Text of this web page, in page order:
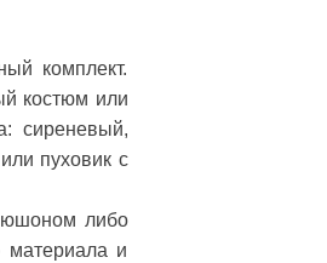
комплект.
костюм или
сиреневый,
пуховик с
либо
материала и